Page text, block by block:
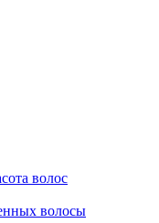
волос
волосы